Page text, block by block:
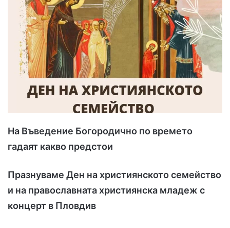
o
n
X
e
m
a
l
На Въведение Богородично по времето
гадаят какво предстои
Празнуваме Ден на християнското семейство
и на православната християнска младеж с
концерт в Пловдив